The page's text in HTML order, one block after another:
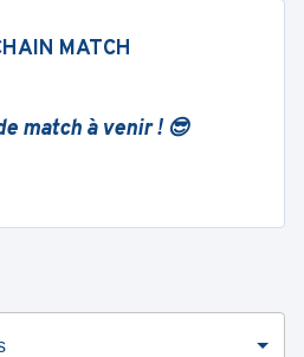
MATCH
match à venir ! 😎